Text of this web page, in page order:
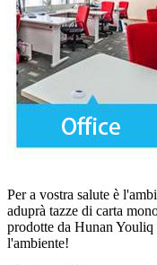
Per a vostra salute è
aduprà tazze di carta
prodotte da Hunan
l'ambiente!